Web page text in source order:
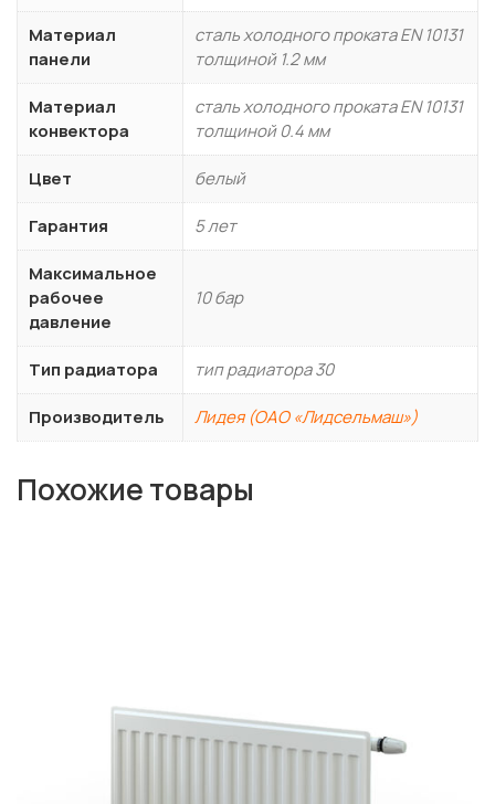
Материал
панели
сталь холодного проката EN 10131
толщиной 1.2 мм
Материал
конвектора
сталь холодного проката EN 10131
толщиной 0.4 мм
Цвет белый
Гарантия 5 лет
Максимальное
рабочее
давление
10 бар
Тип радиатора тип радиатора 30
Производитель Лидея (ОАО «Лидсельмаш»)
Похожие товары